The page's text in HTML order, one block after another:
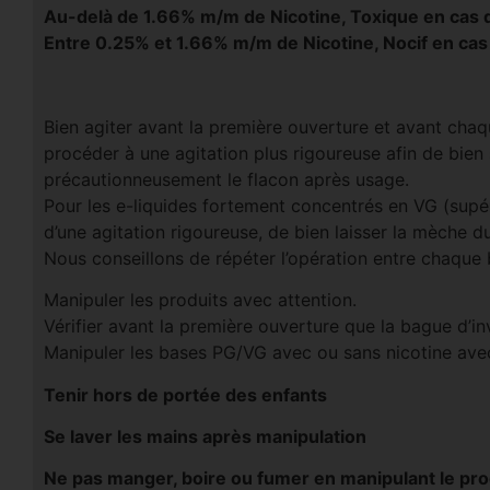
Au-delà de 1.66% m/m de Nicotine, Toxique en cas
Entre 0.25% et 1.66% m/m de Nicotine, Nocif en
Bien agiter avant la première ouverture et avant
procéder à une agitation plus rigoureuse afin de bien
précautionneusement le flacon après usage.
Pour les e-liquides fortement concentrés en VG
d’une agitation rigoureuse, de bien laisser la mèche
Nous conseillons de répéter l’opération entre
Manipuler les produits avec attention.
Vérifier avant la première ouverture que la bague
Manipuler les bases PG/VG avec ou sans nicotine
Tenir hors de portée des enfants
Se laver les mains après manipulation
Ne pas manger, boire ou fumer en manipulant le